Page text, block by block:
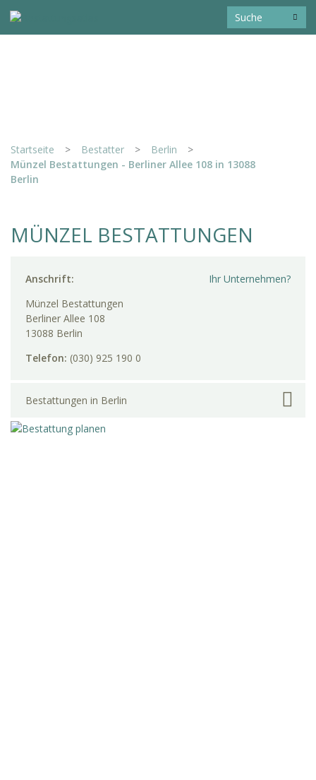
Startseite > Bestatter > Berlin
>
Münzel Bestattungen - Berliner Allee 108 in 13088
Berlin
MÜNZEL BESTATTUNGEN
Ihr Unternehmen?
Anschrift:
Münzel Bestattungen
Berliner Allee 108
13088 Berlin
Telefon: (030) 925 190 0
Bestattungen in Berlin